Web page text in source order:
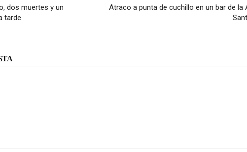
dos muertes y un
tarde
Atraco a punta de cuchillo en un bar de la